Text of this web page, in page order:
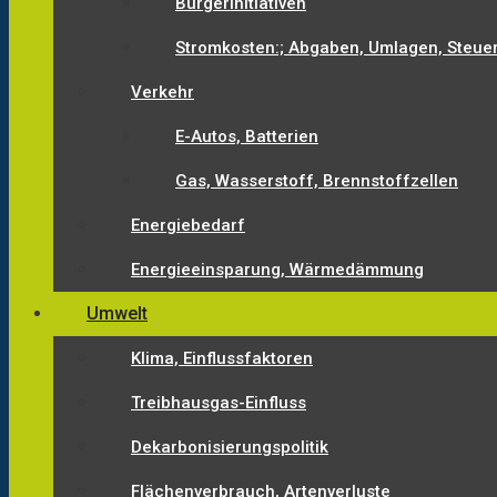
Stromkosten:; Abgaben, Umlagen,
Verkehr
E-Autos, Batterien
Gas, Wasserstoff, Brennstoffzellen
Energiebedarf
Energieeinsparung, Wärmedämmung
Umwelt
Klima, Einflussfaktoren
Treibhausgas-Einfluss
Dekarbonisierungspolitik
Flächenverbrauch, Artenverluste